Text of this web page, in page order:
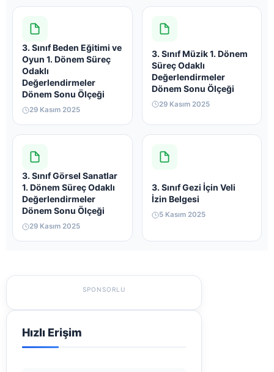
3. Sınıf Beden Eğitimi ve
Oyun 1. Dönem Süreç
Odaklı
Değerlendirmeler
Dönem Sonu Ölçeği
29 Kasım 2025
3. Sınıf Müzik 1. Dönem
Süreç Odaklı
Değerlendirmeler
Dönem Sonu Ölçeği
29 Kasım 2025
3. Sınıf Görsel Sanatlar
1. Dönem Süreç Odaklı
Değerlendirmeler
Dönem Sonu Ölçeği
29 Kasım 2025
3. Sınıf Gezi İçin Veli
İzin Belgesi
5 Kasım 2025
SPONSORLU
Hızlı Erişim